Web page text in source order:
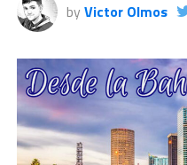
by Victor Olmos